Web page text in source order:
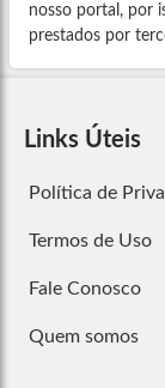
nosso portal, por
prestados por
Links Úteis
Política de
Termos de Uso
Fale Conosco
Quem somos